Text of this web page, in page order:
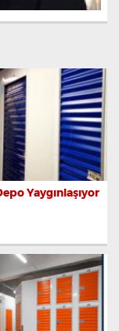
Yaygınlaşıyor